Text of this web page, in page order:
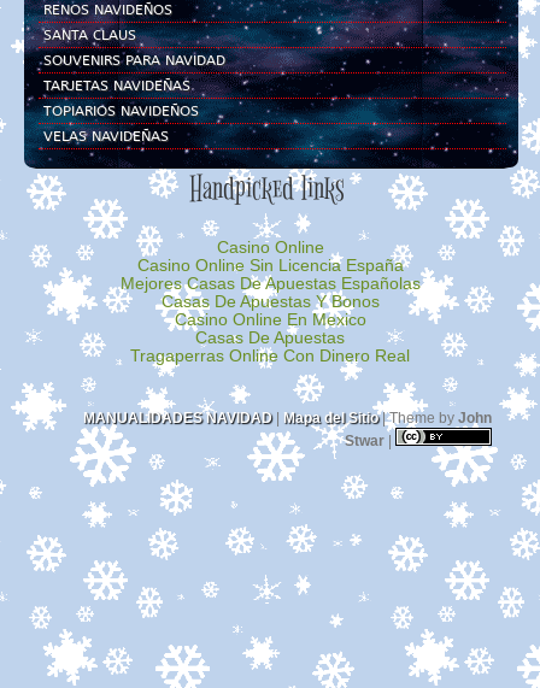
RENOS NAVIDEÑOS
SANTA CLAUS
SOUVENIRS PARA NAVIDAD
TARJETAS NAVIDEÑAS
TOPIARIOS NAVIDEÑOS
VELAS NAVIDEÑAS
Handpicked links
Casino Online
Casino Online Sin Licencia España
Mejores Casas De Apuestas Españolas
Casas De Apuestas Y Bonos
Casino Online En Mexico
Casas De Apuestas
Tragaperras Online Con Dinero Real
MANUALIDADES NAVIDAD| Mapa del Sitio| Theme by John
Stwar |